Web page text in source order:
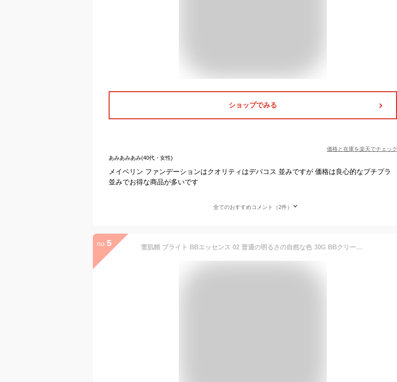
ショップでみる
価格と在庫を楽天でチェック
あみあみあみ(40代・女性)
メイベリン ファンデーションはクオリティはデパコス 並みですが 価格は良心的なプチプラ
並みでお得な商品が多いです
全てのおすすめコメント（2件）
no. 5 雪肌精 ブライト BBエッセンス 02 普通の明るさの自然な色 30G BBクリーム ファンデーション 化粧下地 美容液 乳液 日やけ止め